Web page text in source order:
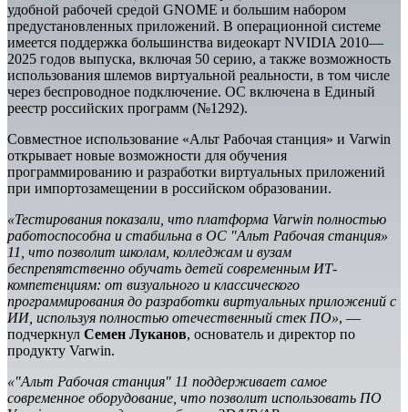
удобной рабочей средой GNOME и большим набором
предустановленных приложений. В операционной системе
имеется поддержка большинства видеокарт NVIDIA 2010—
2025 годов выпуска, включая 50 серию, а также возможность
использования шлемов виртуальной реальности, в том числе
через беспроводное подключение. ОС включена в Единый
реестр российских программ (№1292).
Совместное использование «Альт Рабочая станция» и Varwin
открывает новые возможности для обучения
программированию и разработки виртуальных приложений
при импортозамещении в российском образовании.
«Тестирования показали, что платформа Varwin полностью
работоспособна и стабильна в ОС "Альт Рабочая станция»
11, что позволит школам, колледжам и вузам
беспрепятственно обучать детей современным ИТ-
компетенциям: от визуального и классического
программирования до разработки виртуальных приложений с
ИИ, используя полностью отечественный стек ПО», —
подчеркнул Семен Луканов, основатель и директор по
продукту Varwin.
«"Альт Рабочая станция" 11 поддерживает самое
современное оборудование, что позволит использовать ПО